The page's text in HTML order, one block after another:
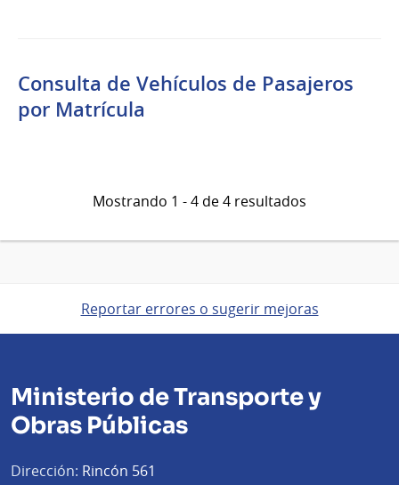
Consulta de Vehículos de Pasajeros
por Matrícula
Mostrando 1 - 4 de 4 resultados
Reportar errores o sugerir mejoras
Ministerio de Transporte y
Obras Públicas
Dirección: Rincón 561